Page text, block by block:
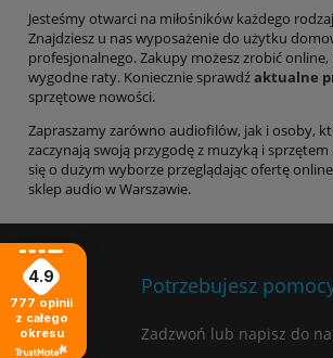
Jesteśmy otwarci na miłośników każdego
Znajdziesz u nas wyposażenie do użytku
profesjonalnego. Zakupy możesz zrobić
wygodne raty. Koniecznie sprawdźaktualne
sprzętowe nowości.
Zapraszamy zarówno audiofilów, jak i osoby,
zaczynają swoją przygodę z muzyką i
się o dużym wyborze przeglądając ofertę
sklep audio w Warszawie.
Potrzebujesz
Zadzwoń lub napisz do
4.9
777 opinii
z całego
okresu